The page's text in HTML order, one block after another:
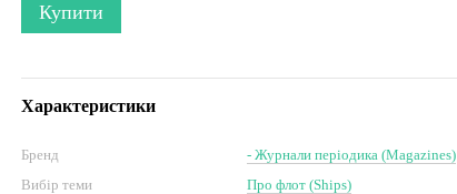
Купити
Характеристики
Бренд
- Журнали періодика (Magazines)
Вибір теми
Про флот (Ships)